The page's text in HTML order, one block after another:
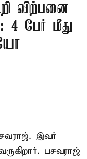
விற்பனை
4 பேர் மீது
இவர்
பசவராஜ்